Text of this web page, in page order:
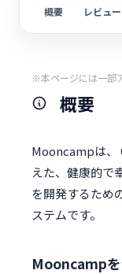
概要 レビュー
※本ページには一部
概要
Mooncampは、
えた、健康的で
を開発するため
ステムです。
Mooncamp